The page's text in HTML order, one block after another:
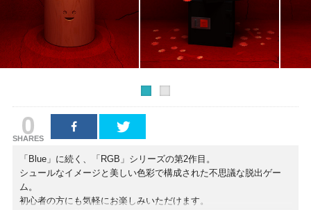
0
SHARES
「Blue」に続く、「RGB」シリーズの第2作目。
シュールなイメージと美しい色彩で構成された不思議な脱出ゲー
ム。
初心者の方にも気軽にお楽しみいただけます。